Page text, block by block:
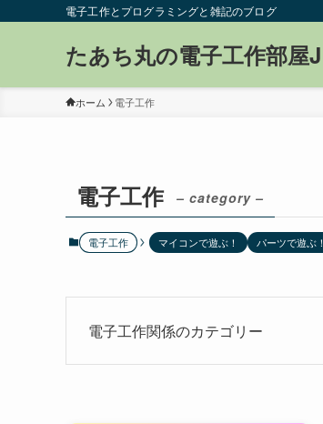
電子工作とプログラミングと雑記のブログ
たあち丸の電子工作部屋J
ホーム 電子工作
電子工作 – category –
電子工作 マイコンで遊ぶ！ パーツで遊ぶ！
電子工作関係のカテゴリー